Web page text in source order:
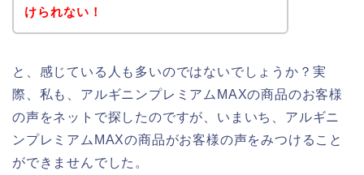
けられない！
と、感じている人も多いのではないでしょうか？実
際、私も、アルギニンプレミアムMAXの商品のお客様
の声をネットで探したのですが、いまいち、アルギニ
ンプレミアムMAXの商品がお客様の声をみつけること
ができませんでした。